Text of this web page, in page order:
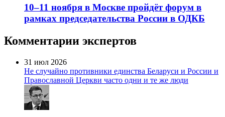
10–11 ноября в Москве пройдёт форум в
рамках председательства России в ОДКБ
Комментарии экспертов
31 июл 2026
Не случайно противники единства Беларуси и России и
Православной Церкви часто одни и те же люди